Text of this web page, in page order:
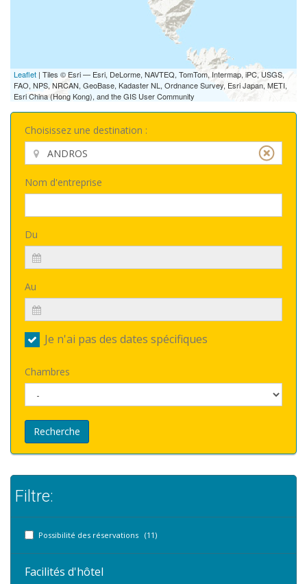
Leaflet | Tiles © Esri — Esri, DeLorme, NAVTEQ, TomTom, Intermap, iPC, USGS,
FAO, NPS, NRCAN, GeoBase, Kadaster NL, Ordnance Survey, Esri Japan, METI,
Esri China (Hong Kong), and the GIS User Community
Choisissez une destination :
Nom d'entreprise
Du
Au
Je n'ai pas des dates spécifiques
Chambres
Recherche
Filtre:
Possibilité des réservations (11)
Facilités d'hôtel